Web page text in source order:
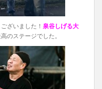
ざいました！ 泉谷しげる大
のステージでした。